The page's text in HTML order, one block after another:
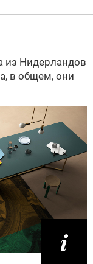
из Нидерландов
в общем, они